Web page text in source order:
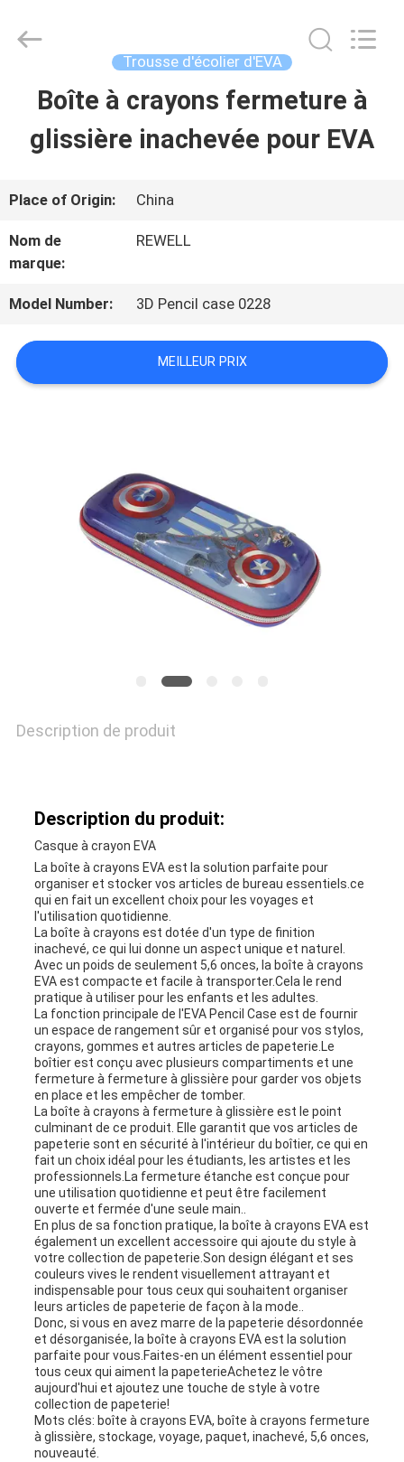
MAISON
AU
SUJET
DE
NOUS
CONTRÔLE
SITE
PRIVACY
POLICY
Limited.
Developed
Trousse d'écolier d'EVA
Boîte à crayons fermeture à
glissière inachevée pour EVA
Place of Origin: China
Nom de
marque:
REWELL
Model Number: 3D Pencil case 0228
MEILLEUR PRIX
Description de produit
Description du produit:
Casque à crayon EVA
La boîte à crayons EVA est la solution parfaite pour
organiser et stocker vos articles de bureau essentiels.ce
qui en fait un excellent choix pour les voyages et
l'utilisation quotidienne.
La boîte à crayons est dotée d'un type de finition
inachevé, ce qui lui donne un aspect unique et naturel.
Avec un poids de seulement 5,6 onces, la boîte à crayons
EVA est compacte et facile à transporter.Cela le rend
pratique à utiliser pour les enfants et les adultes.
La fonction principale de l'EVA Pencil Case est de fournir
un espace de rangement sûr et organisé pour vos stylos,
crayons, gommes et autres articles de papeterie.Le
boîtier est conçu avec plusieurs compartiments et une
fermeture à fermeture à glissière pour garder vos objets
en place et les empêcher de tomber.
La boîte à crayons à fermeture à glissière est le point
culminant de ce produit. Elle garantit que vos articles de
papeterie sont en sécurité à l'intérieur du boîtier, ce qui en
fait un choix idéal pour les étudiants, les artistes et les
professionnels.La fermeture étanche est conçue pour
une utilisation quotidienne et peut être facilement
ouverte et fermée d'une seule main..
En plus de sa fonction pratique, la boîte à crayons EVA est
également un excellent accessoire qui ajoute du style à
votre collection de papeterie.Son design élégant et ses
couleurs vives le rendent visuellement attrayant et
indispensable pour tous ceux qui souhaitent organiser
leurs articles de papeterie de façon à la mode..
Donc, si vous en avez marre de la papeterie désordonnée
et désorganisée, la boîte à crayons EVA est la solution
parfaite pour vous.Faites-en un élément essentiel pour
tous ceux qui aiment la papeterieAchetez le vôtre
aujourd'hui et ajoutez une touche de style à votre
collection de papeterie!
Mots clés: boîte à crayons EVA, boîte à crayons fermeture
à glissière, stockage, voyage, paquet, inachevé, 5,6 onces,
nouveauté.